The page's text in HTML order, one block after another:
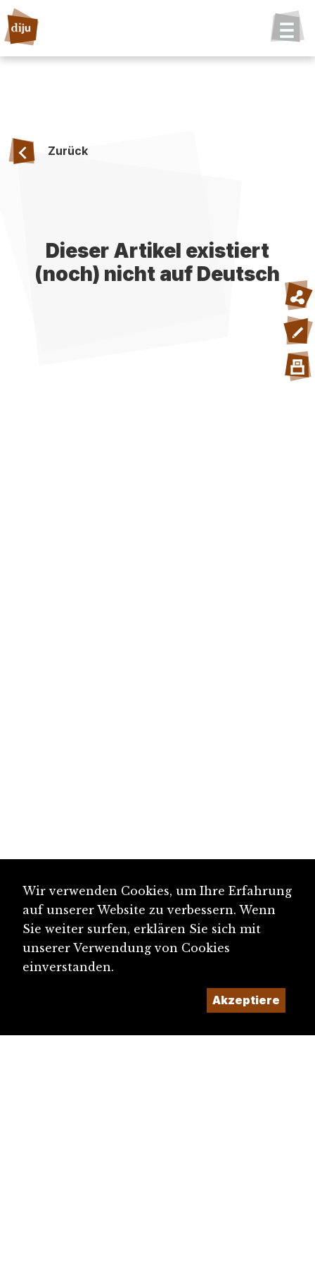
Zurück
Dieser Artikel existiert
(noch) nicht auf Deutsch
Wir verwenden Cookies, um Ihre Erfahrung
auf unserer Website zu verbessern. Wenn
Sie weiter surfen, erklären Sie sich mit
unserer Verwendung von Cookies
einverstanden.
Akzeptiere